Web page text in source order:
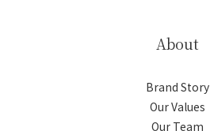
About
Brand Story
Our Values
Our Team